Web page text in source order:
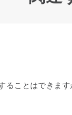
ることはできます